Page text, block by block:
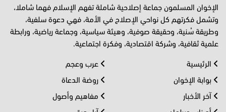
الإخوان المسلمون جماعة إصلاحية شاملة تفهم الإسلام فهما شاملا،
وتشمل فكرتهم كل نواحي الإصلاح في الأمة، فهي دعوة سلفية،
وطريقة سُنية، وحقيقة صوفية، وهيئة سياسية، وجماعة رياضية، ورابطة
علمية ثقافية، وشركة اقتصادية، وفكرة اجتماعية.
الرئيسية
بوابة الإخوان
آخر الأخبار
عرب وعجم
روضة الدعاة
مفاهيم وأصول